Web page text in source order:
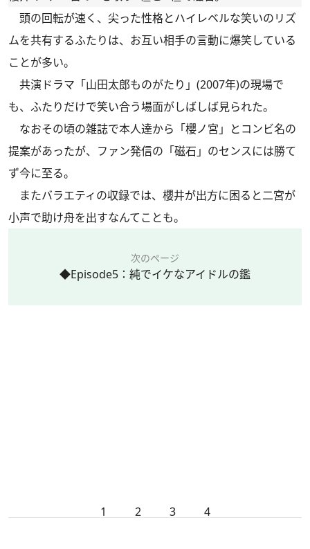
頭の回転が速く、尖った性格とハイレベルな笑いのリズ
ムを共有するふたりは、お互い相手の言動に爆笑している
ことが多い。
共演ドラマ「山田太郎ものがたり」(2007年)の現場で
も、ふたりだけで笑い合う場面がしばしば見られた。
なおその頃の雑誌で本人達から「櫻ノ宮」とコンビ名の
提案があったが、ファン発信の「磁石」のセンスには勝て
ず今に至る。
またバラエティの収録では、櫻井が出方に困ると二宮が
小声で助け舟を出すなんてことも。
次のページ
◆Episode5：純でイケなアイドルの鑑
1 2 3 4